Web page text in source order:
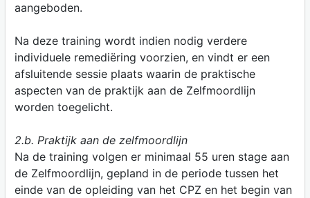
aangeboden.
Na deze training wordt indien nodig verdere
individuele remediëring voorzien, en vindt er een
afsluitende sessie plaats waarin de praktische
aspecten van de praktijk aan de Zelfmoordlijn
worden toegelicht.
2.b. Praktijk aan de zelfmoordlijn
Na de training volgen er minimaal 55 uren stage aan
de Zelfmoordlijn, gepland in de periode tussen het
einde van de opleiding van het CPZ en het begin van